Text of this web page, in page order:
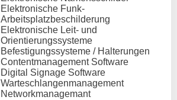
Elektronische Funk-
Arbeitsplatzbeschilderung
Elektronische Leit- und
Orientierungssysteme
Befestigungssysteme / Halterungen
Contentmanagement Software
Digital Signage Software
Warteschlangenmanagement
Networkmanagemant